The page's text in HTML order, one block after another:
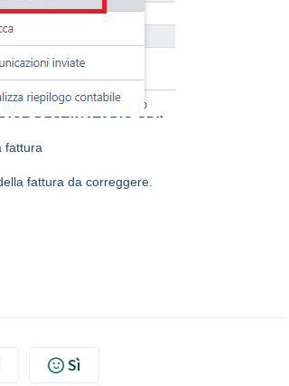
fattura
fattura da correggere.
Sì